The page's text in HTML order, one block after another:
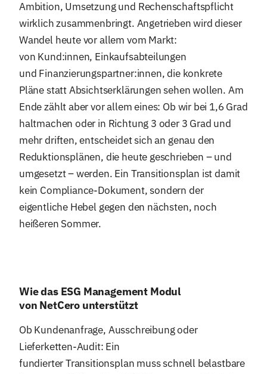
Ambition, Umsetzung und Rechenschaftspflicht
wirklich zusammenbringt. Angetrieben wird dieser
Wandel heute vor allem vom Markt:
von Kund:innen, Einkaufsabteilungen
und Finanzierungspartner:innen, die konkrete
Pläne statt Absichtserklärungen sehen wollen. Am
Ende zählt aber vor allem eines: Ob wir bei 1,6 Grad
haltmachen oder in Richtung 3 oder 3 Grad und
mehr driften, entscheidet sich an genau den
Reduktionsplänen, die heute geschrieben – und
umgesetzt – werden. Ein Transitionsplan ist damit
kein Compliance-Dokument, sondern der
eigentliche Hebel gegen den nächsten, noch
heißeren Sommer.
Wie das ESG Management Modul
von NetCero unterstützt
Ob Kundenanfrage, Ausschreibung oder
Lieferketten-Audit: Ein
fundierter Transitionsplan muss schnell belastbare